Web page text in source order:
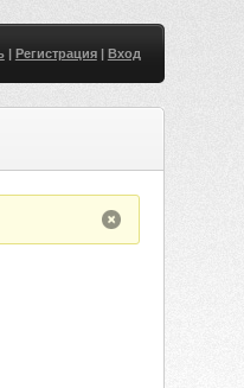
| Регистрация| Вход